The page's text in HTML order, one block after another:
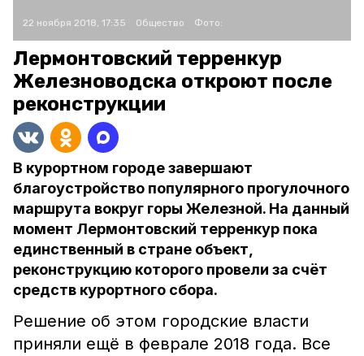
22 ноября 2018, 17:35 Общество Фото:
Лермонтовский терренкур
Железноводска откроют после
реконструкции
В курортном городе завершают
благоустройство популярного прогулочного
маршрута вокруг горы Железной. На данный
момент Лермонтовский терренкур пока
единственный в стране объект,
реконструкцию которого провели за счёт
средств курортного сбора.
Решение об этом городские власти
приняли ещё в феврале 2018 года. Все